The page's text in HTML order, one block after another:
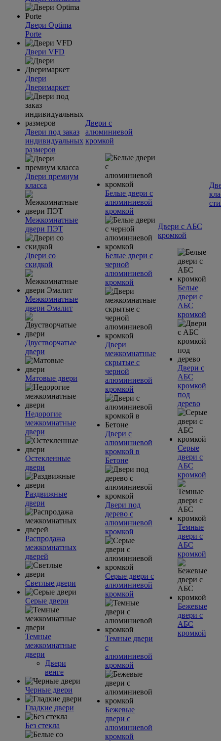
Двери Optima
Porte
Двери VFD
Двери
Дверимаркет
Двери под заказ
индивидуальных
размеров
Двери премиум
класса
Межкомнатные
двери ПЭТ
Двери со
скидкой
Межкомнатные
двери Эмалит
Двустворчатые
двери
Матовые двери
Недорогие
межкомнатные
двери
Остекленные
двери
Раздвижные
двери
Распродажа
межкомнатных
дверей
Светлые двери
Серые двери
Темные
межкомнатные
двери
Двери
венге
Черные двери
Гладкие двери
Без стекла
Двери с
алюминиевой
кромкой
Белые двери с
алюминиевой
кромкой
Белые двери с
черной
алюминиевой
кромкой
Двери
межкомнатные
скрытые с
черной
алюминиевой
кромкой
Двери с
алюминиевой
кромкой в
Бетоне
Двери под
дерево с
алюминиевой
кромкой
Серые двери с
алюминиевой
кромкой
Темные двери
с
алюминиевой
кромкой
Бежевые
двери с
алюминиевой
кромкой
Двери с АБС
кромкой
Белые
двери с
АБС
кромкой
Двери с
АБС
кромкой
под
дерево
Серые
двери с
АБС
кромкой
Темные
двери с
АБС
кромкой
Бежевые
двери с
АБС
кромкой